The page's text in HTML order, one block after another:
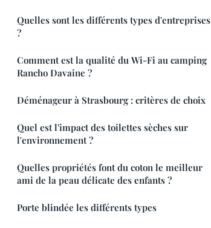
Quelles sont les différents types d'entreprises
?
Comment est la qualité du Wi-Fi au camping
Rancho Davaine ?
Déménageur à Strasbourg : critères de choix
Quel est l'impact des toilettes sèches sur
l'environnement ?
Quelles propriétés font du coton le meilleur
ami de la peau délicate des enfants ?
Porte blindée les différents types